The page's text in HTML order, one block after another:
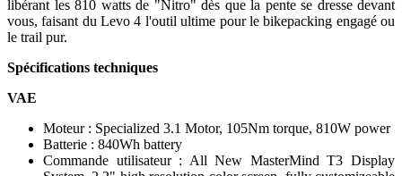
libérant les 810 watts de "Nitro" dès que la pente se dresse devant
vous, faisant du Levo 4 l'outil ultime pour le bikepacking engagé ou
le trail pur.
Spécifications techniques
VAE
Moteur : Specialized 3.1 Motor, 105Nm torque, 810W power
Batterie : 840Wh battery
Commande utilisateur : All New MasterMind T3 Display